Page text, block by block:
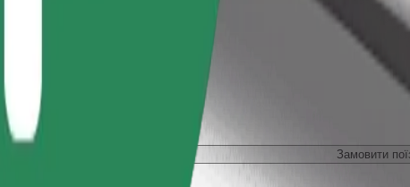
Замовити